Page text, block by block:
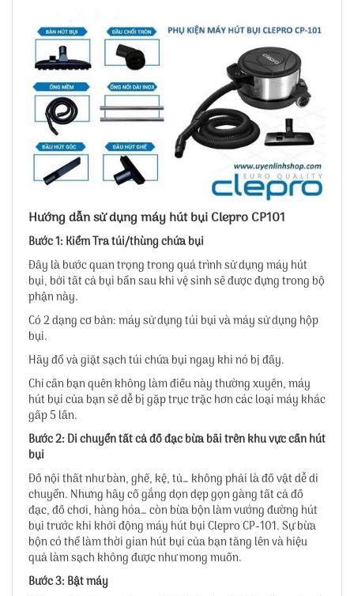
Hướng dẫn sử dụng máy hút bụi Clepro CP101
Bước 1: Kiểm Tra túi/thùng chứa bụi
Đây là bước quan trọng trong quá trình sử dụng máy hút
bụi, bởi tất cả bụi bẩn sau khi vệ sinh sẽ được đựng trong bộ
phận này.
Có 2 dạng cơ bản: máy sử dụng túi bụi và máy sử dụng hộp
bụi.
Hãy đổ và giặt sạch túi chứa bụi ngay khi nó bị đầy.
Chỉ cần bạn quên không làm điều này thường xuyên, máy
hút bụi của bạn sẽ dễ bị gặp trục trặc hơn các loại máy khác
gấp 5 lần.
Bước 2: Di chuyển tất cả đồ đạc bừa bãi trên khu vực cần hút
bụi
Đồ nội thất như bàn, ghế, kệ, tủ… không phải là đồ vật dễ di
chuyển. Nhưng hãy cố gắng dọn dẹp gọn gàng tất cả đồ
đạc, đồ chơi, hàng hóa… còn bừa bộn làm vướng đường hút
bụi trước khi khởi động máy hút bụi Clepro CP-101. Sự bừa
bộn có thể làm thời gian hút bụi của bạn tăng lên và hiệu
quả làm sạch không được như mong muốn.
Bước 3: Bật máy